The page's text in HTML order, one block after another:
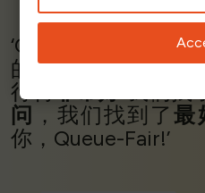
‘Queue-Fair正是我
的，而且支持服务
行得
问 ，我们找到了最
你，Queue-Fair!’